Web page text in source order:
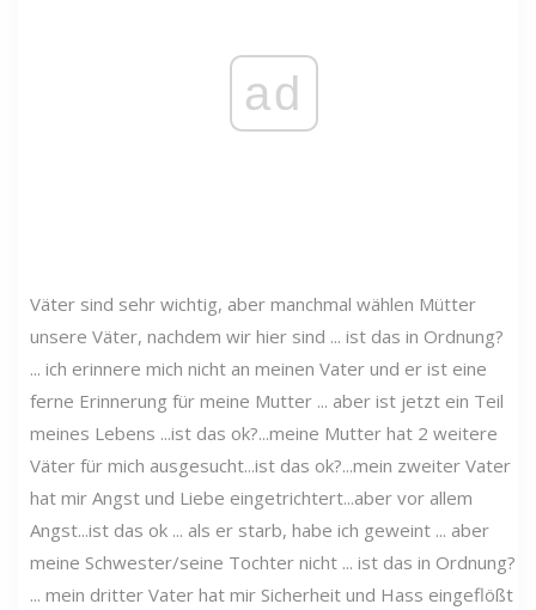
ad
Väter sind sehr wichtig, aber manchmal wählen Mütter
unsere Väter, nachdem wir hier sind ... ist das in Ordnung?
... ich erinnere mich nicht an meinen Vater und er ist eine
ferne Erinnerung für meine Mutter ... aber ist jetzt ein Teil
meines Lebens ...ist das ok?...meine Mutter hat 2 weitere
Väter für mich ausgesucht...ist das ok?...mein zweiter Vater
hat mir Angst und Liebe eingetrichtert...aber vor allem
Angst...ist das ok ... als er starb, habe ich geweint ... aber
meine Schwester/seine Tochter nicht ... ist das in Ordnung?
... mein dritter Vater hat mir Sicherheit und Hass eingeflößt